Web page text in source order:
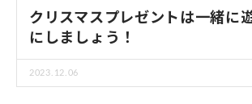
クリスマスプレゼントは一緒に
にしましょう！
2023.12.06